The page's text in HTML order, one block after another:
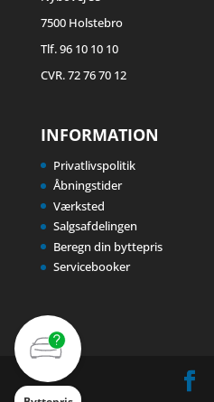
7500 Holstebro
Tlf. 96 10 10 10
CVR. 72 76 70 12
INFORMATION
Privatlivspolitik
Åbningstider
Værksted
Salgsafdelingen
Beregn din byttepris
Servicebooker